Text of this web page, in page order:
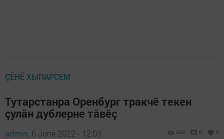
ÇӖНӖ ХЫПАРСЕМ
Тутарстанра Оренбург тракчӗ текен
çулăн дублерне тăвӗç
admin, 6 June 2022 - 12:03 693 0 0